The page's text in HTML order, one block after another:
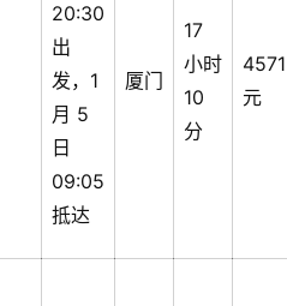
20:30
出
发，1
月 5
日
09:05
抵达
厦门
17
小时
10
分
4571
元